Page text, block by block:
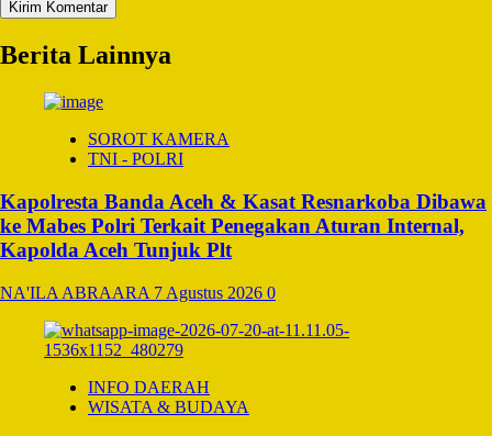
Berita Lainnya
SOROT KAMERA
TNI - POLRI
Kapolresta Banda Aceh & Kasat Resnarkoba Dibawa
ke Mabes Polri Terkait Penegakan Aturan Internal,
Kapolda Aceh Tunjuk Plt
NA'ILA ABRAARA 7 Agustus 2026 0
INFO DAERAH
WISATA & BUDAYA